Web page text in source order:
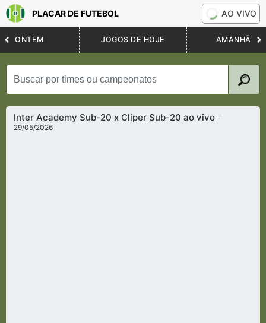
PLACAR DE FUTEBOL AO VIVO
ONTEM JOGOS DE HOJE AMANHÃ
Inter Academy Sub-20 x Cliper Sub-20 ao vivo-
29/05/2026